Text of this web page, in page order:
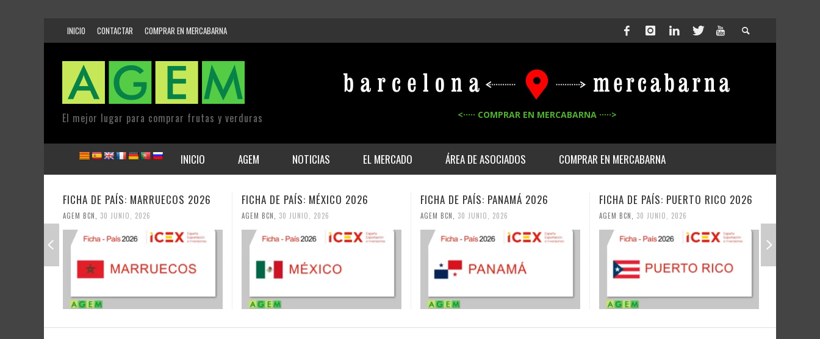
INICIO CONTACTAR COMPRAR EN MERCABARNA
El mejor lugar para comprar frutas y verduras <····· COMPRAR EN MERCABARNA ·····>
INICIO AGEM NOTICIAS EL MERCADO ÁREA DE ASOCIADOS COMPRAR EN MERCABARNA
FICHA DE PAÍS: MARRUECOS 2026
AGEM BCN, 30 JUNIO, 2026
FICHA DE PAÍS: MÉXICO 2026
AGEM BCN, 30 JUNIO, 2026
FICHA DE PAÍS: PANAMÁ 2026
AGEM BCN, 30 JUNIO, 2026
FICHA DE PAÍS: PUERTO RICO 2026
AGEM BCN, 30 JUNIO, 2026